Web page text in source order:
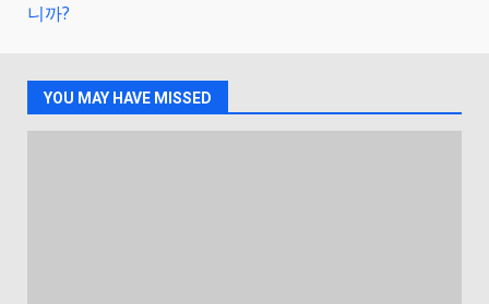
니까?
YOU MAY HAVE MISSED